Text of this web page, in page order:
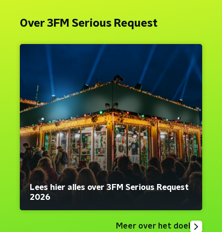
Over 3FM Serious Request
Lees hier alles over 3FM Serious Request
2026
Meer over het doel